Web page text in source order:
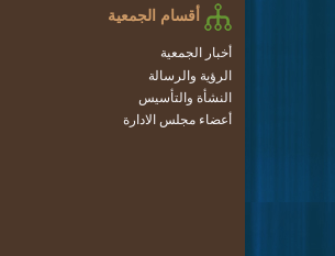
أقسام الجمعية
أخبار الجمعية
الرؤية والرسالة
النشأة والتأسيس
أعضاء مجلس الادارة